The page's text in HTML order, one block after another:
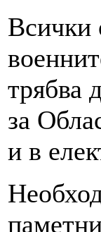
Всички
трябва
за
и в